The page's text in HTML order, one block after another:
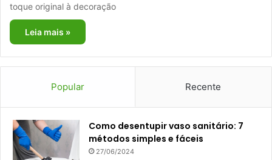
toque original à decoração
Leia mais »
Popular Recente
Como desentupir vaso sanitário: 7
métodos simples e fáceis
27/06/2024